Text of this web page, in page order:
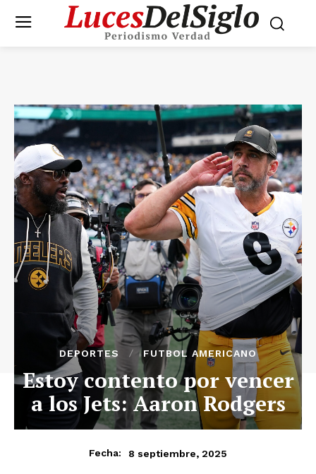
DEPORTES FUTBOL AMERICANO
Estoy contento por vencer
a los Jets: Aaron Rodgers
Fecha: 8 septiembre, 2025